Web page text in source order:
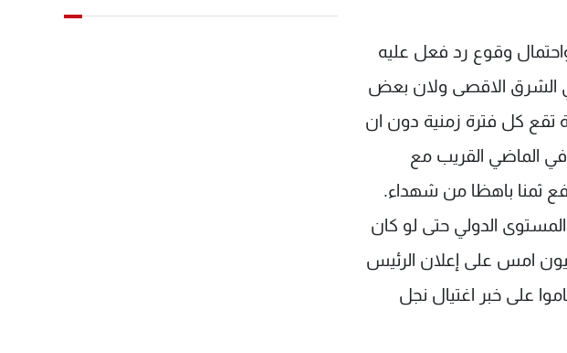
وقوع رد فعل عليه
الشرق الاقصى ولان بعض
تقع كل فترة زمنية دون ان
الماضي القريب مع
ثمنا باهظا من شهداء.
الدولي حتى لو كان
امس على إعلان الرئيس
على خبر اغتيال نجل